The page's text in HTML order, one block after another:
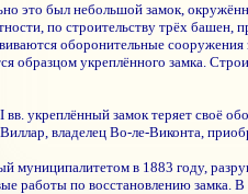
это был небольшой замок,
по строительству трёх
оборонительные
образцом укреплённого замка.
укреплённый замок теряет своё
Виллар, владелец Во-ле-Виконта,
муниципалитетом в 1883 году,
работы по восстановлению замка.